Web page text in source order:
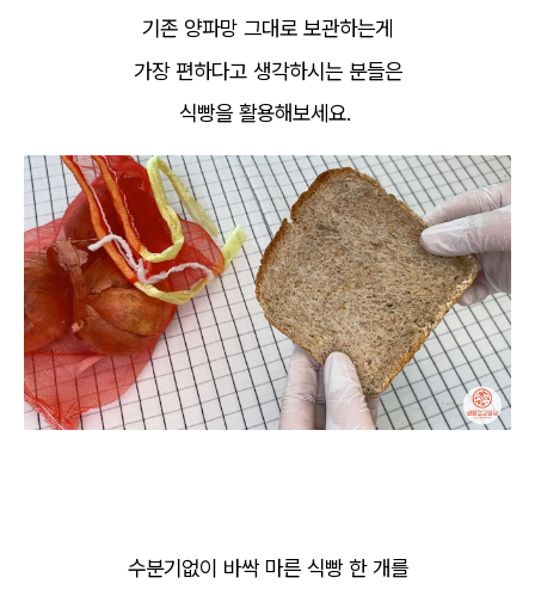
기존 양파망 그대로 보관하는게
가장 편하다고 생각하시는 분들은
식빵을 활용해보세요.
수분기없이 바싹 마른 식빵 한 개를